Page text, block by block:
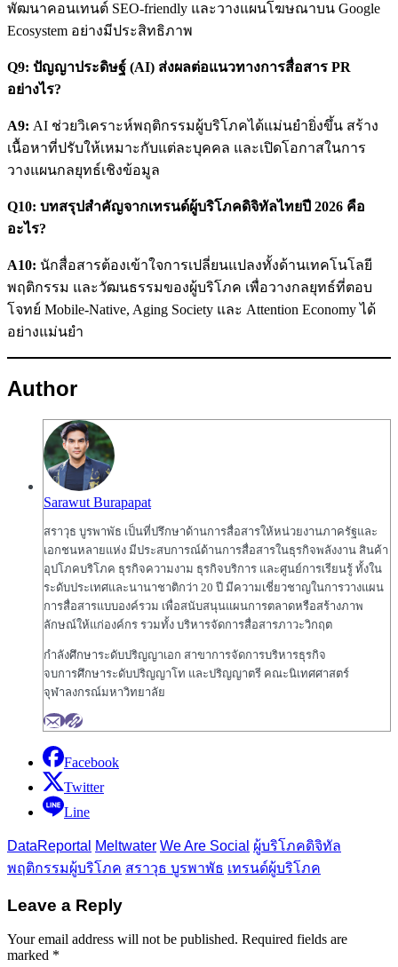
พัฒนาคอนเทนต์ SEO-friendly และวางแผนโฆษณาบน Google
Ecosystem อย่างมีประสิทธิภาพ
Q9: ปัญญาประดิษฐ์ (AI) ส่งผลต่อแนวทางการสื่อสาร PR
อย่างไร?
A9: AI ช่วยวิเคราะห์พฤติกรรมผู้บริโภคได้แม่นยำยิ่งขึ้น สร้าง
เนื้อหาที่ปรับให้เหมาะกับแต่ละบุคคล และเปิดโอกาสในการ
วางแผนกลยุทธ์เชิงข้อมูล
Q10: บทสรุปสำคัญจากเทรนด์ผู้บริโภคดิจิทัลไทยปี 2026 คือ
อะไร?
A10: นักสื่อสารต้องเข้าใจการเปลี่ยนแปลงทั้งด้านเทคโนโลยี
พฤติกรรม และวัฒนธรรมของผู้บริโภค เพื่อวางกลยุทธ์ที่ตอบ
โจทย์ Mobile-Native, Aging Society และ Attention Economy ได้
อย่างแม่นยำ
Author
Sarawut Burapapat
สราวุ​ธ บูรพาพัธ เป็นที่ปรึกษาด้านการสื่อสารให้หน่วยงานภาครัฐและ
เอกชนหลายแห่ง มีประสบการณ์ด้านการสื่อสารในธุรกิจพลังงาน สินค้า
อุปโภคบริโภค ธุรกิจความงาม ธุรกิจบริการ และศูนย์การเรียนรู้ ทั้งใน
ระดับประเทศและนานาชาติกว่า 20 ปี มีความเชี่ยวชาญในการวางแผน
การสื่อสารแบบองค์รวม เพื่อสนับสนุนแผนการตลาดหรือสร้างภาพ
ลักษณ์ให้แก่องค์กร รวมทั้ง บริหารจัดการสื่อสารภาวะวิกฤต
กำลังศึกษาระดับปริญญาเอก สาขาการจัดการบริหารธุรกิจ
จบการศึกษาระดับปริญญาโท และปริญญาตรี คณะนิเทศศาสตร์
จุฬาลงกรณ์มหาวิทยาลัย
Facebook
Twitter
Line
DataReportal Meltwater We Are Social ผู้บริโภคดิจิทัล
พฤติกรรมผู้บริโภค สราวุธ บูรพาพัธ เทรนด์ผู้บริโภค
Leave a Reply
Your email address will not be published. Required fields are
marked *